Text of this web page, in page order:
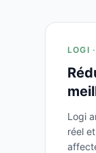
LOGI
Logi
réel